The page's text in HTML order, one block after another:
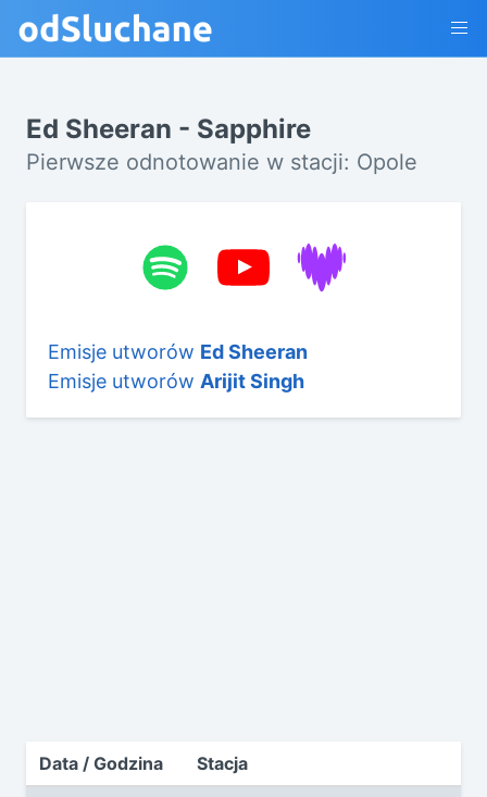
Ed Sheeran - Sapphire
Pierwsze odnotowanie w stacji: Opole
Emisje utworów Ed Sheeran
Emisje utworów Arijit Singh
Data / Godzina Stacja